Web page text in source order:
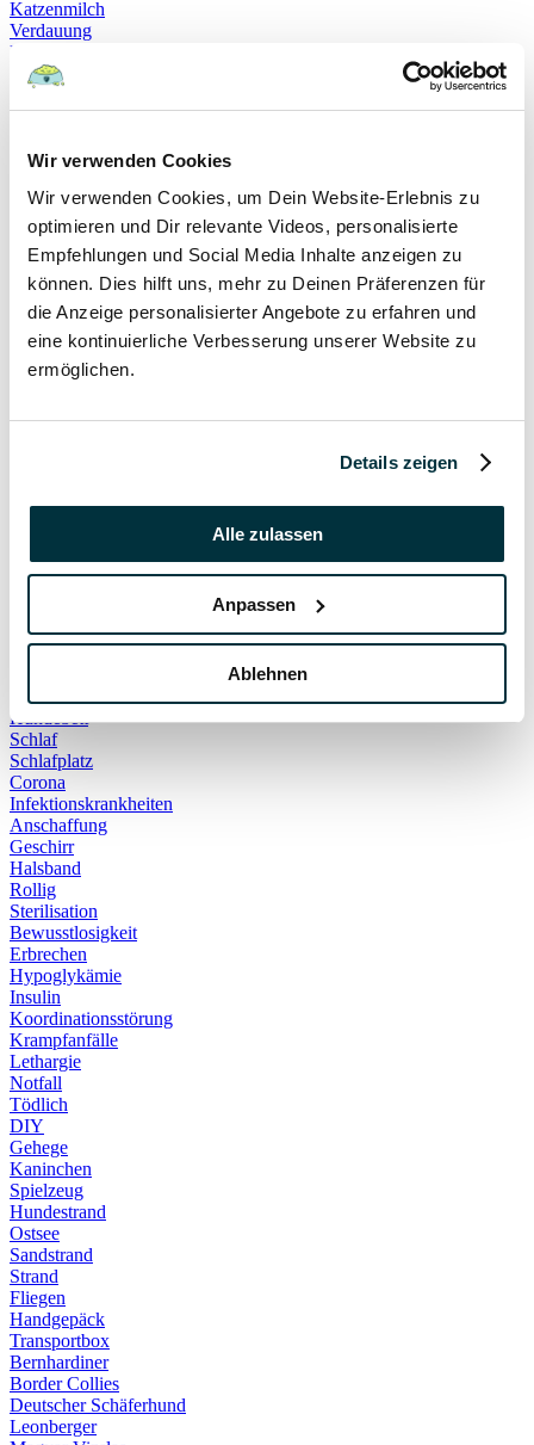
Wir verwenden Cookies
Wir verwenden Cookies, um Dein Website-Erlebnis zu
optimieren und Dir relevante Videos, personalisierte
Empfehlungen und Social Media Inhalte anzeigen zu
können. Dies hilft uns, mehr zu Deinen Präferenzen für
die Anzeige personalisierter Angebote zu erfahren und
eine kontinuierliche Verbesserung unserer Website zu
ermöglichen.
Details zeigen
Alle zulassen
Anpassen
Ablehnen
Katzenmilch
Verdauung
Beruhigung
Katzenverhalten
Schnurren
Selbstheilung
Hundeerziehung
Prüfung
Sachkundenachweis
Sozialverträglichkeit
Bloodhound
Hundesport
Mantrailing
Rettungshund
Schäferhund
Schweißhund
Niesen
Parvovirose
Kater
Leckerlies
Leinenführigkeit
Schmerzen
Hundebett
Schlaf
Schlafplatz
Corona
Infektionskrankheiten
Anschaffung
Geschirr
Halsband
Rollig
Sterilisation
Bewusstlosigkeit
Erbrechen
Hypoglykämie
Insulin
Koordinationsstörung
Krampfanfälle
Lethargie
Notfall
Tödlich
DIY
Gehege
Kaninchen
Spielzeug
Hundestrand
Ostsee
Sandstrand
Strand
Fliegen
Handgepäck
Transportbox
Bernhardiner
Border Collies
Deutscher Schäferhund
Leonberger